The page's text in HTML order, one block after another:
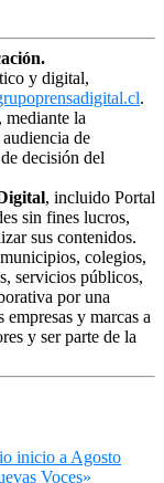
y digital,
.
mediante la
de
decisión del
, incluido Portal
sin fines lucros,
sus contenidos.
colegios,
servicios públicos,
por una
y marcas a
y ser parte de la
inicio a Agosto
Voces»